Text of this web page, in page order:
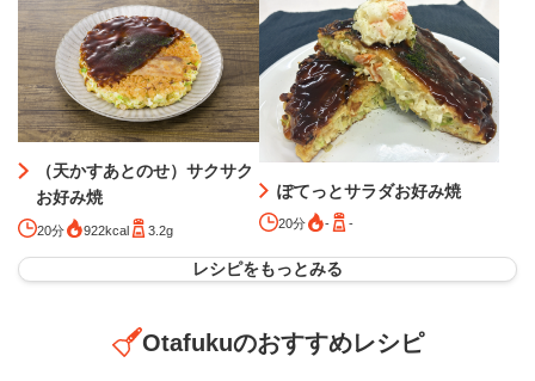
（天かすあとのせ）サクサク
お好み焼
20分 922kcal 3.2g
ぽてっとサラダお好み焼
20分 - -
レシピをもっとみる
Otafukuのおすすめレシピ